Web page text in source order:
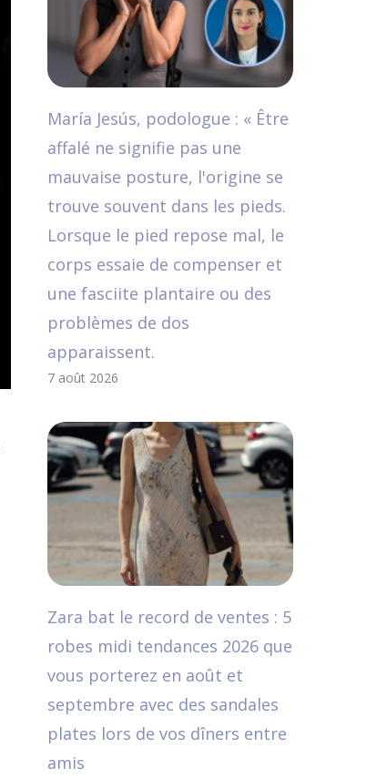
María Jesús, podologue : « Être
affalé ne signifie pas une
mauvaise posture, l'origine se
trouve souvent dans les pieds.
Lorsque le pied repose mal, le
corps essaie de compenser et
une fasciite plantaire ou des
problèmes de dos
apparaissent.
7 août 2026
Zara bat le record de ventes : 5
robes midi tendances 2026 que
vous porterez en août et
septembre avec des sandales
plates lors de vos dîners entre
amis